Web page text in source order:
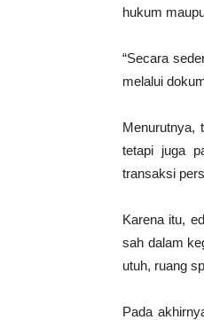
hukum
“Secara
melalui
Menurutnya,
tetapi juga
transaksi
Karena itu,
sah dalam
utuh, ruang
Pada